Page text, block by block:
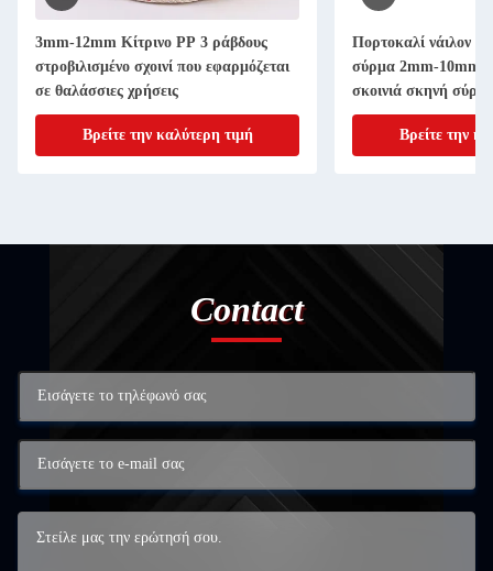
3mm-12mm Κίτρινο PP 3 ράβδους
στροβιλισμένο σχοινί που εφαρμόζεται
σε θαλάσσιες χρήσεις
Βρείτε την καλύτερη τιμή
Πορτοκαλί νάιλον
σύρμα 2mm-10mm
σκοινιά σκηνή
Βρείτε την
Contact